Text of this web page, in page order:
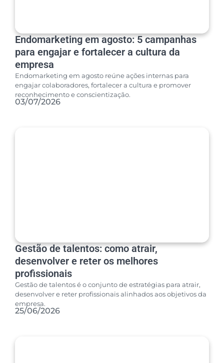
Endomarketing em agosto: 5 campanhas
para engajar e fortalecer a cultura da
empresa
Endomarketing em agosto reúne ações internas para
engajar colaboradores, fortalecer a cultura e promover
reconhecimento e conscientização.
03/07/2026
Gestão de talentos: como atrair,
desenvolver e reter os melhores
profissionais
Gestão de talentos é o conjunto de estratégias para atrair,
desenvolver e reter profissionais alinhados aos objetivos da
empresa.
25/06/2026